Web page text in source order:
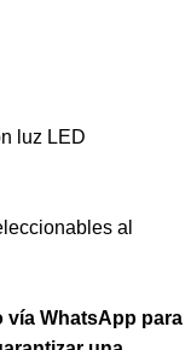
luz LED
al
vía WhatsApp para